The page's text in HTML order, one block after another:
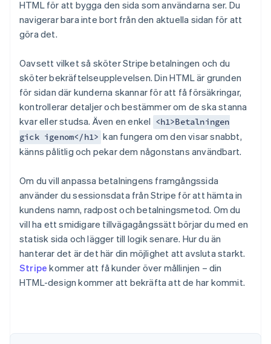
HTML för att bygga den sida som användarna ser. Du
navigerar bara inte bort från den aktuella sidan för att
göra det.
Oavsett vilket så sköter Stripe betalningen och du
sköter bekräftelseupplevelsen. Din HTML är grunden
för sidan där kunderna skannar för att få försäkringar,
kontrollerar detaljer och bestämmer om de ska stanna
kvar eller studsa. Även en enkel <h1>Betalningen
gick igenom</h1> kan fungera om den visar snabbt,
känns pålitlig och pekar dem någonstans användbart.
Om du vill anpassa betalningens framgångssida
använder du sessionsdata från Stripe för att hämta in
kundens namn, radpost och betalningsmetod. Om du
vill ha ett smidigare tillvägagångssätt börjar du med en
statisk sida och lägger till logik senare. Hur du än
hanterar det är det här din möjlighet att avsluta starkt.
Stripe kommer att få kunder över mållinjen – din
HTML-design kommer att bekräfta att de har kommit.
Australien
Brasilien